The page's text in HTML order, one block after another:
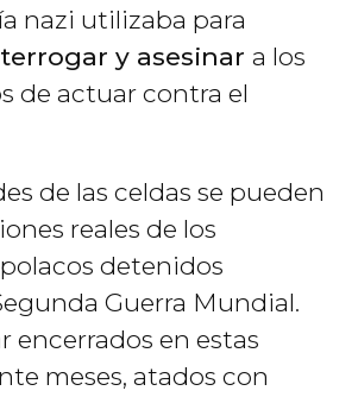
nazi utilizaba para
y asesinar a los
de actuar contra el
de las celdas se pueden
reales de los
detenidos
Guerra Mundial.
encerrados en estas
meses, atados con